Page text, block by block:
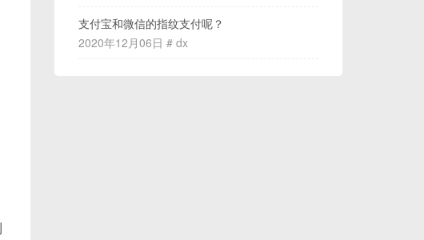
支付宝和微信的指纹支付呢？
2020年12月06日 # dx